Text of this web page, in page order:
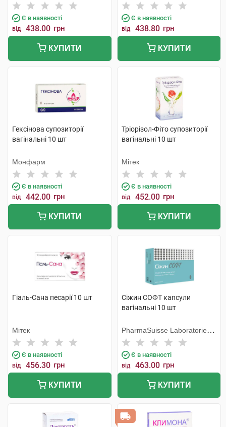
Є в наявності
від 438.00 грн
КУПИТИ
Є в наявності
від 438.80 грн
КУПИТИ
Гексінова супозиторії
вагінальні 10 шт
Монфарм
Є в наявності
від 442.00 грн
КУПИТИ
Тріорізол-Фіто супозиторії
вагінальні 10 шт
Мітек
Є в наявності
від 452.00 грн
КУПИТИ
Гіаль-Сана песарії 10 шт
Мітек
Є в наявності
від 456.30 грн
КУПИТИ
Сіжин СОФТ капсули
вагінальні 10 шт
PharmaSuisse Laboratories
SpA
Є в наявності
від 463.00 грн
КУПИТИ